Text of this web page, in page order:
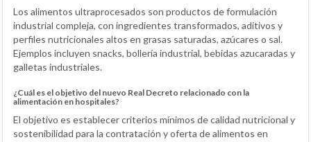
Los alimentos ultraprocesados son productos de formulación
industrial compleja, con ingredientes transformados, aditivos y
perfiles nutricionales altos en grasas saturadas, azúcares o sal.
Ejemplos incluyen snacks, bollería industrial, bebidas azucaradas y
galletas industriales.
¿Cuál es el objetivo del nuevo Real Decreto relacionado con la
alimentación en hospitales?
El objetivo es establecer criterios mínimos de calidad nutricional y
sostenibilidad para la contratación y oferta de alimentos en